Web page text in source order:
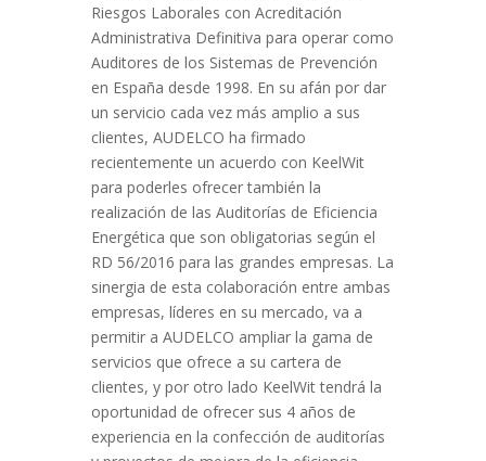
Riesgos Laborales con Acreditación
Administrativa Definitiva para operar como
Auditores de los Sistemas de Prevención
en España desde 1998. En su afán por dar
un servicio cada vez más amplio a sus
clientes, AUDELCO ha firmado
recientemente un acuerdo con KeelWit
para poderles ofrecer también la
realización de las Auditorías de Eficiencia
Energética que son obligatorias según el
RD 56/2016 para las grandes empresas. La
sinergia de esta colaboración entre ambas
empresas, líderes en su mercado, va a
permitir a AUDELCO ampliar la gama de
servicios que ofrece a su cartera de
clientes, y por otro lado KeelWit tendrá la
oportunidad de ofrecer sus 4 años de
experiencia en la confección de auditorías